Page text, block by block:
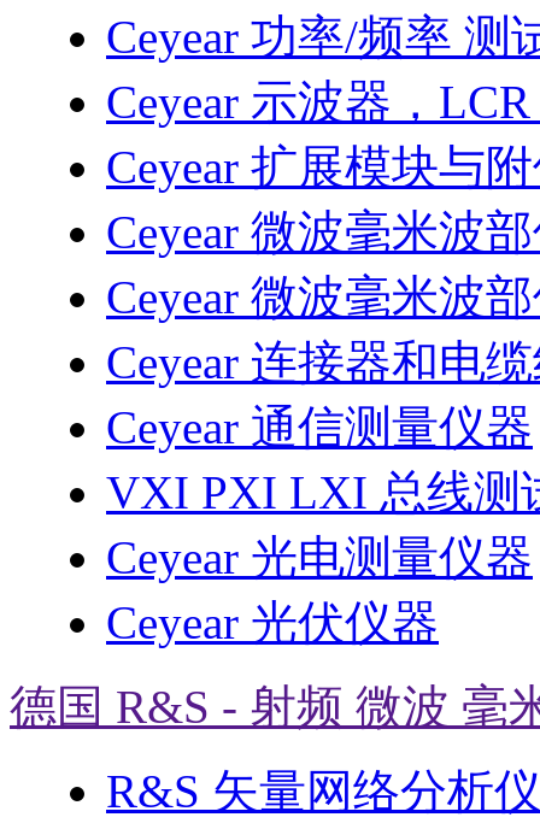
Ceyear 功率/频率 测
Ceyear 示波器，
Ceyear 扩展模块与
Ceyear 微波毫米波
Ceyear 微波毫米波
Ceyear 连接器和电
Ceyear 通信测量仪器
VXI PXI LXI 总线测
Ceyear 光电测量仪器
Ceyear 光伏仪器
德国 R&S - 射频 微波 毫
R&S 矢量网络分析仪